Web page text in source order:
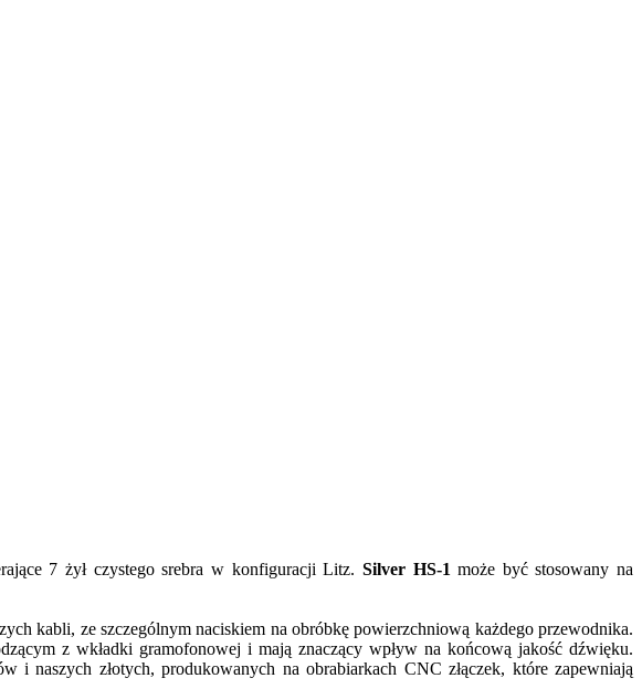
7 żył czystego srebra w konfiguracji Litz. Silver HS-1 może być stosowany na
kabli, ze szczególnym naciskiem na obróbkę powierzchniową każdego przewodnika.
z wkładki gramofonowej i mają znaczący wpływ na końcową jakość dźwięku.
i naszych złotych, produkowanych na obrabiarkach CNC złączek, które zapewniają